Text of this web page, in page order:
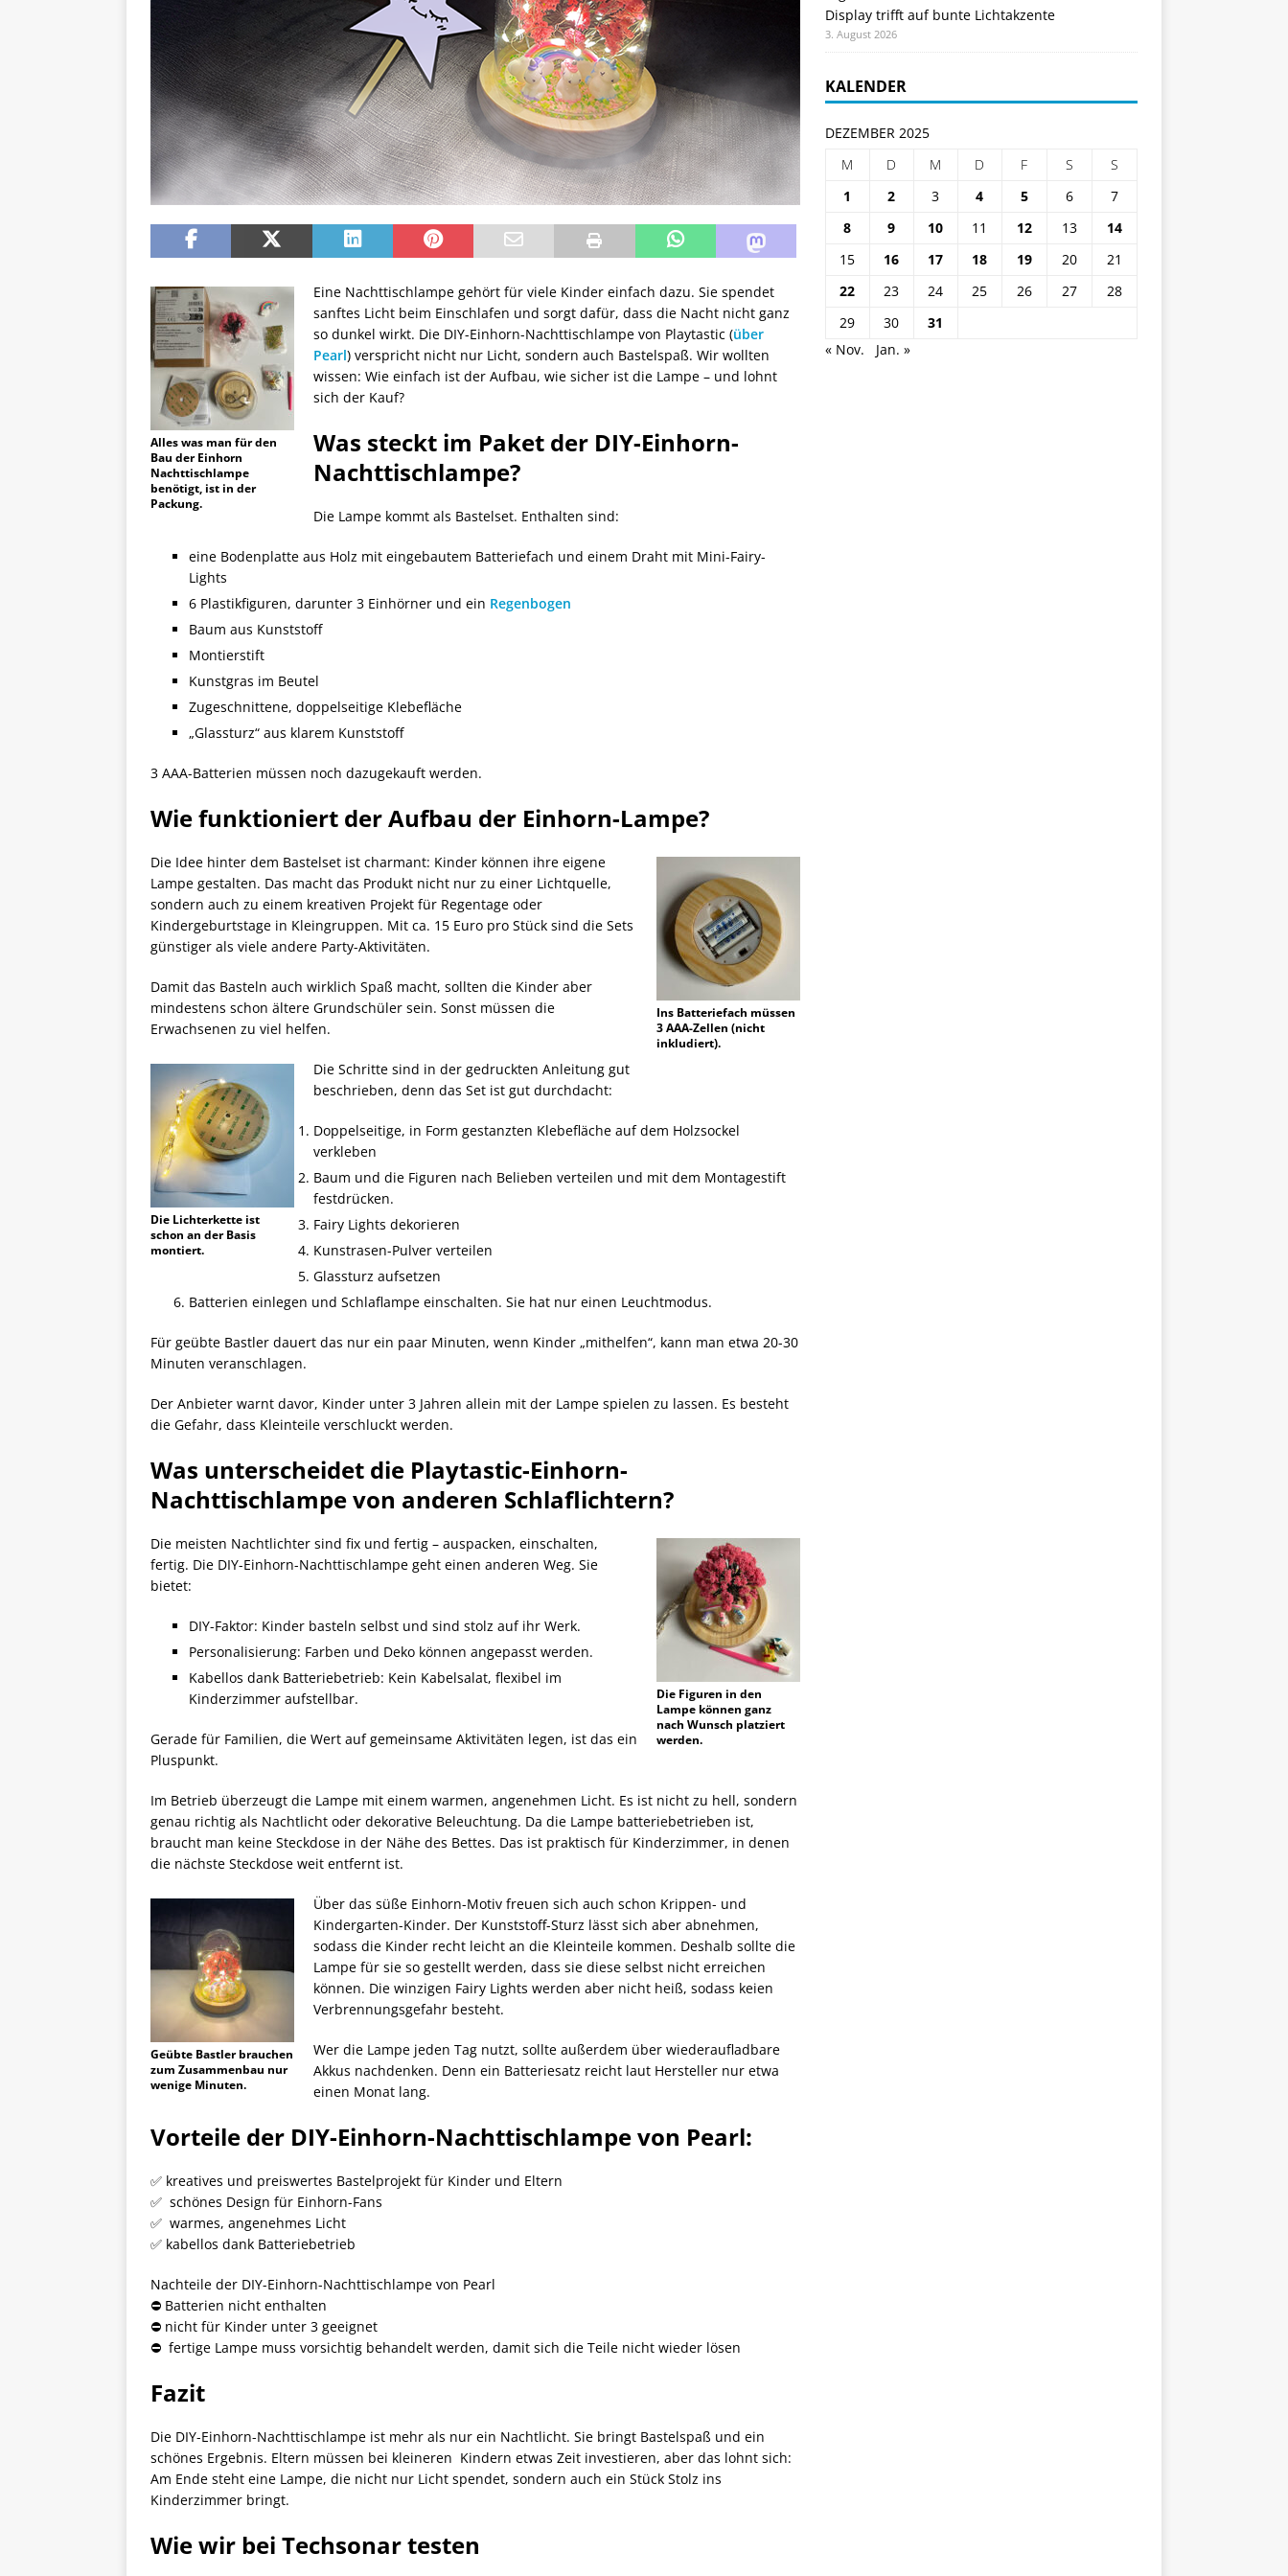
Alles was man für den
Bau der Einhorn
Nachttischlampe
benötigt, ist in der
Packung.
Eine Nachttischlampe gehört für viele Kinder einfach dazu. Sie spendet
sanftes Licht beim Einschlafen und sorgt dafür, dass die Nacht nicht ganz
so dunkel wirkt. Die DIY-Einhorn-Nachttischlampe von Playtastic (über
Pearl) verspricht nicht nur Licht, sondern auch Bastelspaß. Wir wollten
wissen: Wie einfach ist der Aufbau, wie sicher ist die Lampe – und lohnt
sich der Kauf?
Was steckt im Paket der DIY-Einhorn-
Nachttischlampe?
Die Lampe kommt als Bastelset. Enthalten sind:
eine Bodenplatte aus Holz mit eingebautem Batteriefach und einem Draht mit Mini-Fairy-
Lights
6 Plastikfiguren, darunter 3 Einhörner und ein Regenbogen
Baum aus Kunststoff
Montierstift
Kunstgras im Beutel
Zugeschnittene, doppelseitige Klebefläche
„Glassturz“ aus klarem Kunststoff
3 AAA-Batterien müssen noch dazugekauft werden.
Wie funktioniert der Aufbau der Einhorn-Lampe?
Ins Batteriefach müssen
3 AAA-Zellen (nicht
inkludiert).
Die Idee hinter dem Bastelset ist charmant: Kinder können ihre eigene
Lampe gestalten. Das macht das Produkt nicht nur zu einer Lichtquelle,
sondern auch zu einem kreativen Projekt für Regentage oder
Kindergeburtstage in Kleingruppen. Mit ca. 15 Euro pro Stück sind die Sets
günstiger als viele andere Party-Aktivitäten.
Damit das Basteln auch wirklich Spaß macht, sollten die Kinder aber
mindestens schon ältere Grundschüler sein. Sonst müssen die
Erwachsenen zu viel helfen.
Die Lichterkette ist
schon an der Basis
montiert.
Die Schritte sind in der gedruckten Anleitung gut
beschrieben, denn das Set ist gut durchdacht:
Doppelseitige, in Form gestanzten Klebefläche auf dem Holzsockel
verkleben
Baum und die Figuren nach Belieben verteilen und mit dem Montagestift
festdrücken.
Fairy Lights dekorieren
Kunstrasen-Pulver verteilen
Glassturz aufsetzen
Batterien einlegen und Schlaflampe einschalten. Sie hat nur einen Leuchtmodus.
Für geübte Bastler dauert das nur ein paar Minuten, wenn Kinder „mithelfen“, kann man etwa 20-30
Minuten veranschlagen.
Der Anbieter warnt davor, Kinder unter 3 Jahren allein mit der Lampe spielen zu lassen. Es besteht
die Gefahr, dass Kleinteile verschluckt werden.
Was unterscheidet die Playtastic-Einhorn-
Nachttischlampe von anderen Schlaflichtern?
Die Figuren in den
Lampe können ganz
nach Wunsch platziert
werden.
Die meisten Nachtlichter sind fix und fertig – auspacken, einschalten,
fertig. Die DIY-Einhorn-Nachttischlampe geht einen anderen Weg. Sie
bietet:
DIY-Faktor: Kinder basteln selbst und sind stolz auf ihr Werk.
Personalisierung: Farben und Deko können angepasst werden.
Kabellos dank Batteriebetrieb: Kein Kabelsalat, flexibel im
Kinderzimmer aufstellbar.
Gerade für Familien, die Wert auf gemeinsame Aktivitäten legen, ist das ein
Pluspunkt.
Im Betrieb überzeugt die Lampe mit einem warmen, angenehmen Licht. Es ist nicht zu hell, sondern
genau richtig als Nachtlicht oder dekorative Beleuchtung. Da die Lampe batteriebetrieben ist,
braucht man keine Steckdose in der Nähe des Bettes. Das ist praktisch für Kinderzimmer, in denen
die nächste Steckdose weit entfernt ist.
Geübte Bastler brauchen
zum Zusammenbau nur
wenige Minuten.
Über das süße Einhorn-Motiv freuen sich auch schon Krippen- und
Kindergarten-Kinder. Der Kunststoff-Sturz lässt sich aber abnehmen,
sodass die Kinder recht leicht an die Kleinteile kommen. Deshalb sollte die
Lampe für sie so gestellt werden, dass sie diese selbst nicht erreichen
können. Die winzigen Fairy Lights werden aber nicht heiß, sodass keien
Verbrennungsgefahr besteht.
Wer die Lampe jeden Tag nutzt, sollte außerdem über wiederaufladbare
Akkus nachdenken. Denn ein Batteriesatz reicht laut Hersteller nur etwa
einen Monat lang.
Vorteile der DIY-Einhorn-Nachttischlampe von Pearl:
✅ kreatives und preiswertes Bastelprojekt für Kinder und Eltern
✅ schönes Design für Einhorn-Fans
✅ warmes, angenehmes Licht
✅ kabellos dank Batteriebetrieb
Nachteile der DIY-Einhorn-Nachttischlampe von Pearl
⛔️ Batterien nicht enthalten
⛔️ nicht für Kinder unter 3 geeignet
⛔️ fertige Lampe muss vorsichtig behandelt werden, damit sich die Teile nicht wieder lösen
Fazit
Die DIY-Einhorn-Nachttischlampe ist mehr als nur ein Nachtlicht. Sie bringt Bastelspaß und ein
schönes Ergebnis. Eltern müssen bei kleineren Kindern etwas Zeit investieren, aber das lohnt sich:
Am Ende steht eine Lampe, die nicht nur Licht spendet, sondern auch ein Stück Stolz ins
Kinderzimmer bringt.
Wie wir bei Techsonar testen
Display trifft auf bunte Lichtakzente
3. August 2026
KALENDER
DEZEMBER 2025
M
D M D F S
S
1
2 3 4 5 6
7
8
9 10 11 12 13
14
15
16 17 18 19 20
21
22
23 24 25 26 27
28
29
30
31
« Nov.
Jan. »